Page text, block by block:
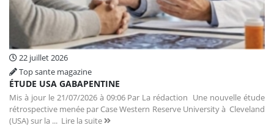
22 juillet 2026
Top sante magazine
ÉTUDE USA GABAPENTINE
Mis à jour le 21/07/2026 à 09:06 Par La rédaction Une nouvelle étude
rétrospective menée par Case Western Reserve University à Cleveland
(USA) sur la ... Lire la suite